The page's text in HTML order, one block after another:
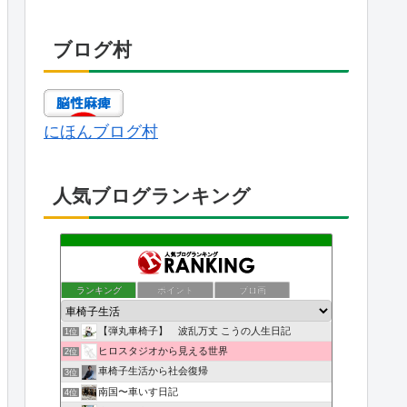
ブログ村
にほんブログ村
人気ブログランキング
ランキング ポイント ブロ画
1位 【弾丸車椅子】 波乱万丈 こうの人生日記
2位 ヒロスタジオから見える世界
3位 車椅子生活から社会復帰
4位
南国〜車いす日記